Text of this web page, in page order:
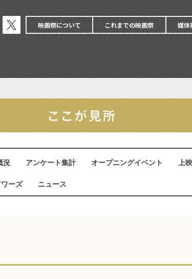
公式
エッ
クス
映画祭について これまでの映画祭 媒体
況 アンケート集計 オープニングイベント 上
ーズ ニュース